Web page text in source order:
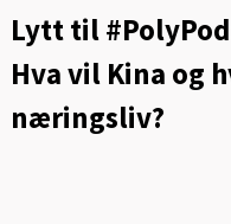
Lytt til
Hva vil Kina og
næringsliv?